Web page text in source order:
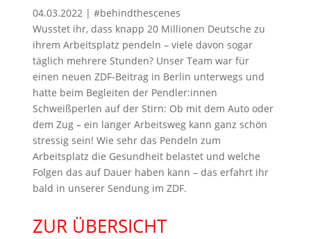
04.03.2022 |#behindthescenes
Wusstet ihr, dass knapp 20 Millionen Deutsche zu
ihrem Arbeitsplatz pendeln – viele davon sogar
täglich mehrere Stunden? Unser Team war für
einen neuen ZDF-Beitrag in Berlin unterwegs und
hatte beim Begleiten der Pendler:innen
Schweißperlen auf der Stirn: Ob mit dem Auto oder
dem Zug – ein langer Arbeitsweg kann ganz schön
stressig sein! Wie sehr das Pendeln zum
Arbeitsplatz die Gesundheit belastet und welche
Folgen das auf Dauer haben kann – das erfahrt ihr
bald in unserer Sendung im ZDF.
ZUR ÜBERSICHT